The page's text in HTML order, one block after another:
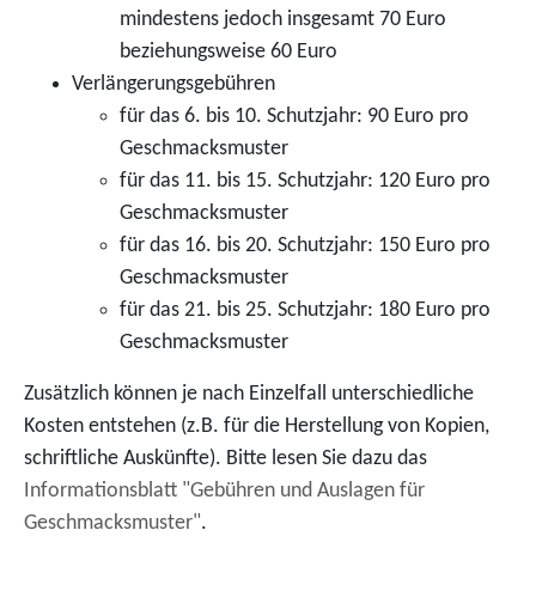
mindestens jedoch insgesamt 70 Euro
beziehungsweise 60 Euro
Verlängerungsgebühren
für das 6. bis 10. Schutzjahr: 90 Euro pro
Geschmacksmuster
für das 11. bis 15. Schutzjahr: 120 Euro pro
Geschmacksmuster
für das 16. bis 20. Schutzjahr: 150 Euro pro
Geschmacksmuster
für das 21. bis 25. Schutzjahr: 180 Euro pro
Geschmacksmuster
Zusätzlich können je nach Einzelfall unterschiedliche
Kosten entstehen (z.B. für die Herstellung von Kopien,
schriftliche Auskünfte). Bitte lesen Sie dazu das
Informationsblatt "Gebühren und Auslagen für
Geschmacksmuster".